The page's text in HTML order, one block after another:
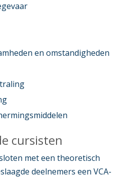
en omstandigheden
cursisten
met een theoretisch
deelnemers een VCA-